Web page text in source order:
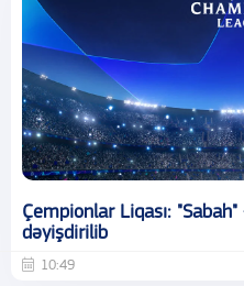
Çempionlar Liqası:
dəyişdirilib
10:49